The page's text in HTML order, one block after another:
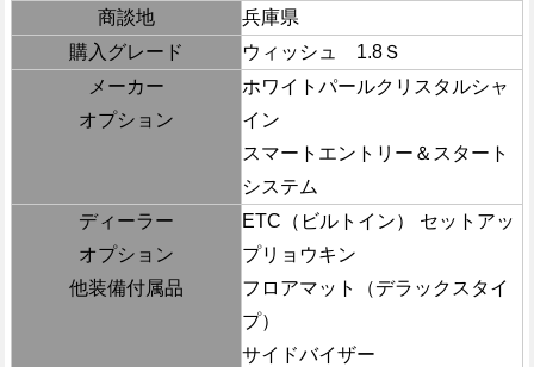
商談地
兵庫県
購入グレード
ウィッシュ 1.8Ｓ
メーカー
オプション
ホワイトパールクリスタルシャ
イン
スマートエントリー＆スタート
システム
ディーラー
オプション
他装備付属品
ETC（ビルトイン） セットアッ
プリョウキン
フロアマット（デラックスタイ
プ）
サイドバイザー